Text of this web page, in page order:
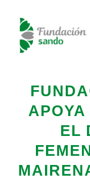
EL